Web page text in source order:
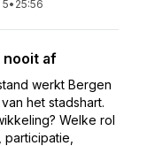
• 25:56
nooit af
werkt Bergen
het stadshart.
Welke rol